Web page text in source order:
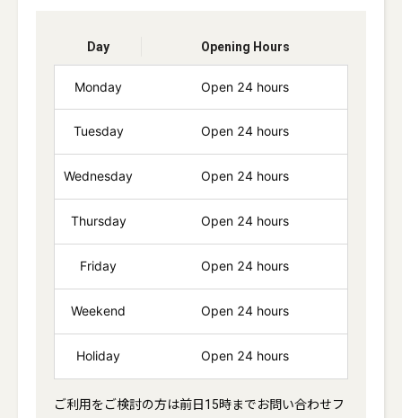
Day Opening Hours
Monday Open 24 hours
Tuesday Open 24 hours
Wednesday Open 24 hours
Thursday Open 24 hours
Friday Open 24 hours
Weekend Open 24 hours
Holiday Open 24 hours
ご利用をご検討の方は前日15時までお問い合わせフ